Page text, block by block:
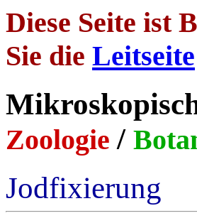
Diese Seite ist
Sie die Leitseite
Zoologie /
Jodfixierung